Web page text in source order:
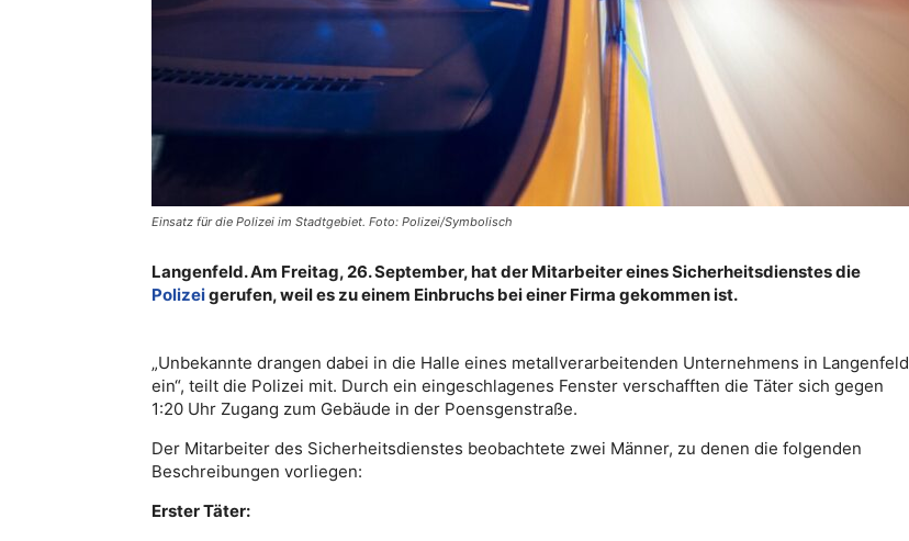
Einsatz für die Polizei im Stadtgebiet. Foto: Polizei/Symbolisch
Langenfeld. Am Freitag, 26. September, hat der Mitarbeiter eines Sicherheitsdienstes die
Polizeigerufen, weil es zu einem Einbruchs bei einer Firma gekommen ist.
„Unbekannte drangen dabei in die Halle eines metallverarbeitenden Unternehmens in Langenfeld
ein“, teilt die Polizei mit. Durch ein eingeschlagenes Fenster verschafften die Täter sich gegen
1:20 Uhr Zugang zum Gebäude in der Poensgenstraße.
Der Mitarbeiter des Sicherheitsdienstes beobachtete zwei Männer, zu denen die folgenden
Beschreibungen vorliegen:
Erster Täter: